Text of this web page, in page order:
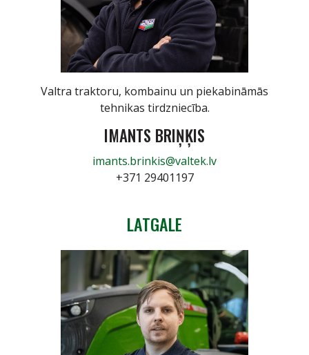
Valtra traktoru, kombainu un piekabināmās
tehnikas tirdzniecība.
IMANTS BRIŅĶIS
imants.brinkis@valtek.lv
+371 29401197
LATGALE